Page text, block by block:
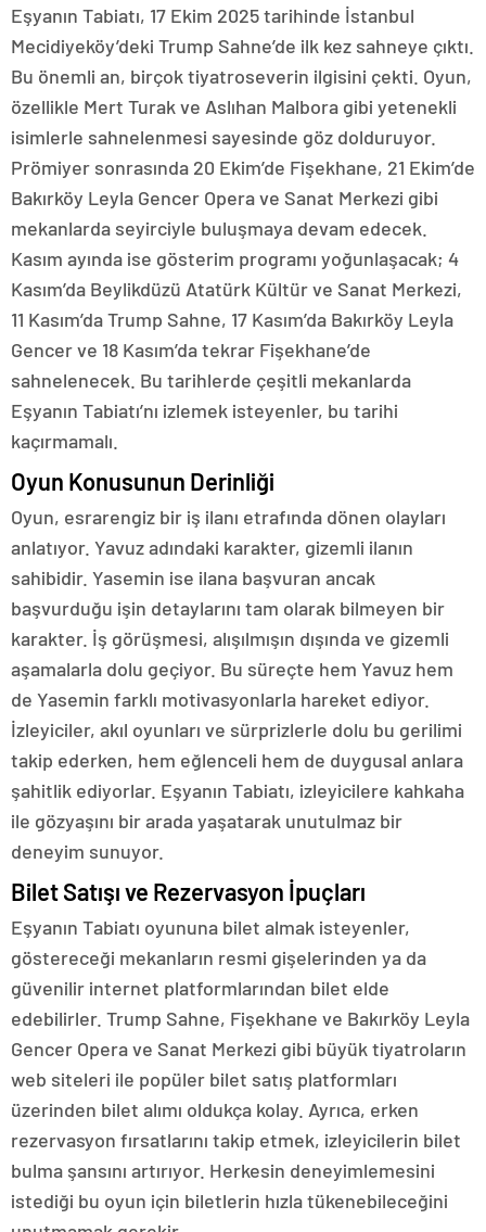
Eşyanın Tabiatı, 17 Ekim 2025 tarihinde İstanbul
Mecidiyeköy’deki Trump Sahne’de ilk kez sahneye çıktı.
Bu önemli an, birçok tiyatroseverin ilgisini çekti. Oyun,
özellikle Mert Turak ve Aslıhan Malbora gibi yetenekli
isimlerle sahnelenmesi sayesinde göz dolduruyor.
Prömiyer sonrasında 20 Ekim’de Fişekhane, 21 Ekim’de
Bakırköy Leyla Gencer Opera ve Sanat Merkezi gibi
mekanlarda seyirciyle buluşmaya devam edecek.
Kasım ayında ise gösterim programı yoğunlaşacak; 4
Kasım’da Beylikdüzü Atatürk Kültür ve Sanat Merkezi,
11 Kasım’da Trump Sahne, 17 Kasım’da Bakırköy Leyla
Gencer ve 18 Kasım’da tekrar Fişekhane’de
sahnelenecek. Bu tarihlerde çeşitli mekanlarda
Eşyanın Tabiatı’nı izlemek isteyenler, bu tarihi
kaçırmamalı.
Oyun Konusunun Derinliği
Oyun, esrarengiz bir iş ilanı etrafında dönen olayları
anlatıyor. Yavuz adındaki karakter, gizemli ilanın
sahibidir. Yasemin ise ilana başvuran ancak
başvurduğu işin detaylarını tam olarak bilmeyen bir
karakter. İş görüşmesi, alışılmışın dışında ve gizemli
aşamalarla dolu geçiyor. Bu süreçte hem Yavuz hem
de Yasemin farklı motivasyonlarla hareket ediyor.
İzleyiciler, akıl oyunları ve sürprizlerle dolu bu gerilimi
takip ederken, hem eğlenceli hem de duygusal anlara
şahitlik ediyorlar. Eşyanın Tabiatı, izleyicilere kahkaha
ile gözyaşını bir arada yaşatarak unutulmaz bir
deneyim sunuyor.
Bilet Satışı ve Rezervasyon İpuçları
Eşyanın Tabiatı oyununa bilet almak isteyenler,
göstereceği mekanların resmi gişelerinden ya da
güvenilir internet platformlarından bilet elde
edebilirler. Trump Sahne, Fişekhane ve Bakırköy Leyla
Gencer Opera ve Sanat Merkezi gibi büyük tiyatroların
web siteleri ile popüler bilet satış platformları
üzerinden bilet alımı oldukça kolay. Ayrıca, erken
rezervasyon fırsatlarını takip etmek, izleyicilerin bilet
bulma şansını artırıyor. Herkesin deneyimlemesini
istediği bu oyun için biletlerin hızla tükenebileceğini